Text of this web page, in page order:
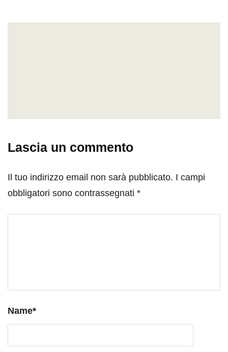
Lascia un commento
Il tuo indirizzo email non sarà pubblicato. I campi
obbligatori sono contrassegnati *
Name*